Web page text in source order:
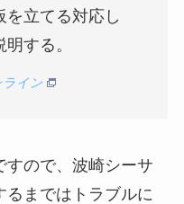
を立てる対応し
する。
イン
すので、波崎シーサ
るまではトラブルに